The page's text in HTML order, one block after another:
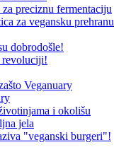
preciznu fermentaciju
za vegansku prehranu
dobrodošle!
revoluciji!
Veganuary
i okolišu
jela
"veganski burgeri"!